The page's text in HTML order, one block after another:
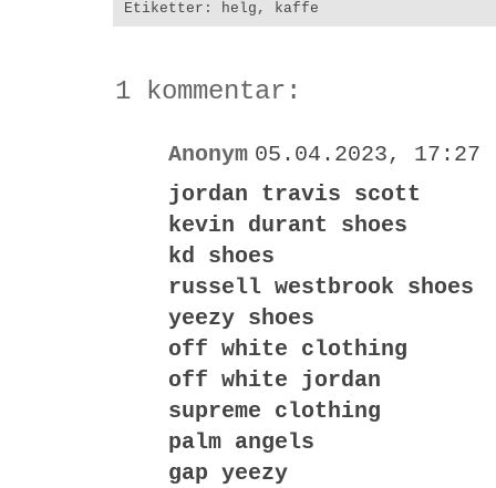
Etiketter: helg , kaffe
1 kommentar:
Anonym 05.04.2023, 17:27
jordan travis scott
kevin durant shoes
kd shoes
russell westbrook shoes
yeezy shoes
off white clothing
off white jordan
supreme clothing
palm angels
gap yeezy